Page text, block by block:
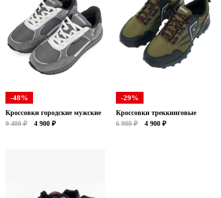
-48%
Кроссовки городские мужские
9 400 ₽
4 900 ₽
-29%
Кроссовки треккинговые
6 900 ₽
4 900 ₽